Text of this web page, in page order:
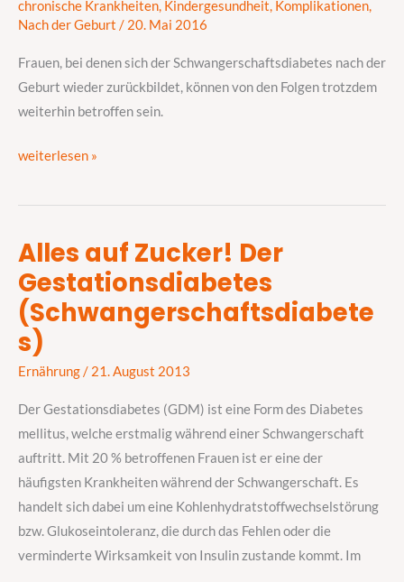
chronische Krankheiten, Kindergesundheit, Komplikationen,
Nach der Geburt / 20. Mai 2016
Frauen, bei denen sich der Schwangerschaftsdiabetes nach der
Geburt wieder zurückbildet, können von den Folgen trotzdem
weiterhin betroffen sein.
das
weiterlesen »
Alles auf Zucker! Der
Gestationsdiabetes
(Schwangerschaftsdiabete
s)
Ernährung/21. August 2013
Der Gestationsdiabetes (GDM) ist eine Form des Diabetes
mellitus, welche erstmalig während einer Schwangerschaft
auftritt. Mit 20 % betroffenen Frauen ist er eine der
häufigsten Krankheiten während der Schwangerschaft. Es
handelt sich dabei um eine Kohlenhydratstoffwechselstörung
bzw. Glukoseintoleranz, die durch das Fehlen oder die
verminderte Wirksamkeit von Insulin zustande kommt. Im
Alles
auf
Zucker!
Der
Gestationsdiabetes
(Schwangerschaftsdiabetes)